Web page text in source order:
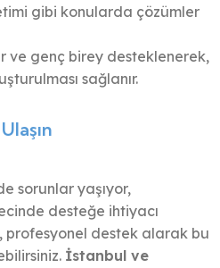
gibi konularda çözümler
ve genç birey desteklenerek,
sağlanır.
sorunlar yaşıyor,
desteğe ihtiyacı
profesyonel destek alarak bu
İstanbul ve